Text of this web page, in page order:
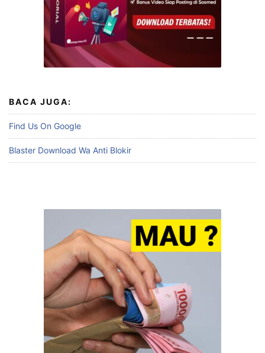
BACA JUGA:
Find Us On Google
Blaster Download Wa Anti Blokir